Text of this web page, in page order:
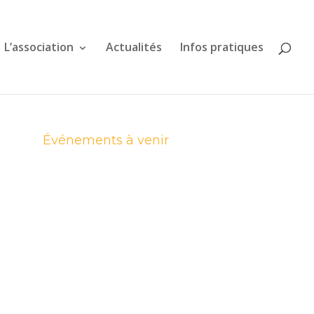
L’association Actualités Infos pratiques
Événements à venir